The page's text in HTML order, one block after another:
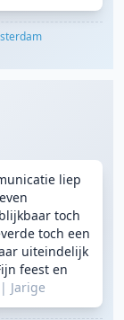
liep
toch
toch een
uiteindelijk
feest en
| Jarige